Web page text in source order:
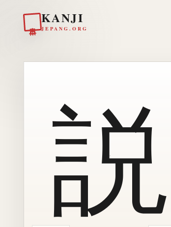
KANJI
JEPANG.ORG
説